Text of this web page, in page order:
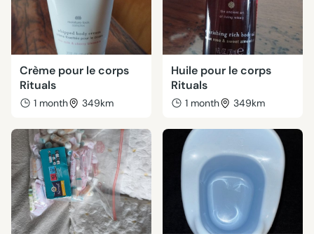
Crème pour le corps
Rituals
1 month 349km
Huile pour le corps
Rituals
1 month 349km